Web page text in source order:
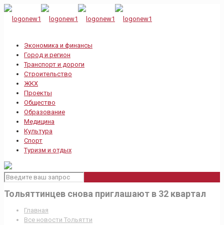
Экономика и финансы
Город и регион
Транспорт и дороги
Строительство
ЖКХ
Проекты
Общество
Образование
Медицина
Культура
Спорт
Туризм и отдых
Тольяттинцев снова приглашают в 32 квартал
Главная
Все новости Тольятти